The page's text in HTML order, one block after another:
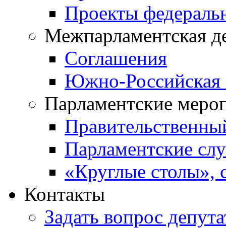
Проекты
Межпарламентская
Соглашения
Южно-Российская
Парламентские
Парламентские
«Круглые столы»,
Контакты
Задать вопрос